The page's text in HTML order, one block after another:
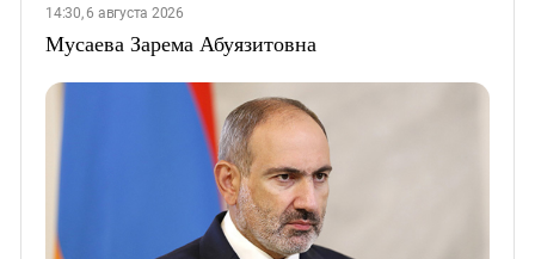
14:30, 6 августа 2026
Мусаева Зарема Абуязитовна